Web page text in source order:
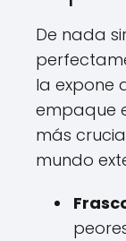
De nada
la expone
empaque
más
mundo